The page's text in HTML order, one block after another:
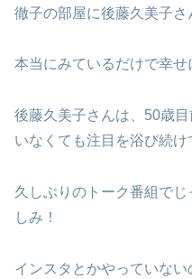
徹子の部屋に後藤久美子さ
本当にみているだけで幸
後藤久美子さんは、50歳
いなくても注目を浴び続け
久しぶりのトーク番組で
しみ！
インスタとかやっていない